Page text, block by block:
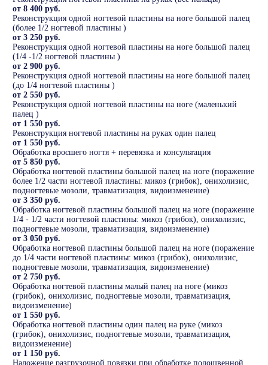
от 8 400 руб.
Реконструкция одной ногтевой пластины на ноге большой палец
(более 1/2 ногтевой пластины )
от 3 250 руб.
Реконструкция одной ногтевой пластины на ноге большой палец
(1/4 -1/2 ногтевой пластины )
от 2 900 руб.
Реконструкция одной ногтевой пластины на ноге большой палец
(до 1/4 ногтевой пластины )
от 2 550 руб.
Реконструкция одной ногтевой пластины на ноге (маленький
палец )
от 1 550 руб.
Реконструкция ногтевой пластины на руках один палец
от 1 550 руб.
Обработка вросшего ногтя + перевязка и консультация
от 5 850 руб.
Обработка ногтевой пластины большой палец на ноге (поражение
более 1/2 части ногтевой пластины: микоз (грибок), онихолизис,
подногтевые мозоли, травматизация, видоизменение)
от 3 350 руб.
Обработка ногтевой пластины большой палец на ноге (поражение
1/4 - 1/2 части ногтевой пластины: микоз (грибок), онихолизис,
подногтевые мозоли, травматизация, видоизменение)
от 3 050 руб.
Обработка ногтевой пластины большой палец на ноге (поражение
до 1/4 части ногтевой пластины: микоз (грибок), онихолизис,
подногтевые мозоли, травматизация, видоизменение)
от 2 750 руб.
Обработка ногтевой пластины малый палец на ноге (микоз
(грибок), онихолизис, подногтевые мозоли, травматизация,
видоизменение)
от 1 550 руб.
Обработка ногтевой пластины один палец на руке (микоз
(грибок), онихолизис, подногтевые мозоли, травматизация,
видоизменение)
от 1 150 руб.
Наложение разгрузочной повязки при обработке подошвенной